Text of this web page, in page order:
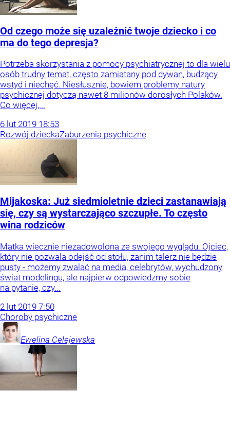
Od czego może się uzależnić twoje dziecko i co
ma do tego depresja?
Potrzeba skorzystania z pomocy psychiatrycznej to dla wielu
osób trudny temat, często zamiatany pod dywan, budzący
wstyd i niechęć. Niesłusznie, bowiem problemy natury
psychicznej dotyczą nawet 8 milionów dorosłych Polaków.
Co więcej,...
6 lut 2019 18:53
Rozwój dzieckaZaburzenia psychiczne
Mijakoska: Już siedmioletnie dzieci zastanawiają
się, czy są wystarczająco szczupłe. To często
wina rodziców
Matka wiecznie niezadowolona ze swojego wyglądu. Ojciec,
który nie pozwala odejść od stołu, zanim talerz nie będzie
pusty - możemy zwalać na media, celebrytów, wychudzony
świat modelingu, ale najpierw odpowiedzmy sobie
na pytanie, czy...
2 lut 2019 7:50
Choroby psychiczne
Ewelina Celejewska